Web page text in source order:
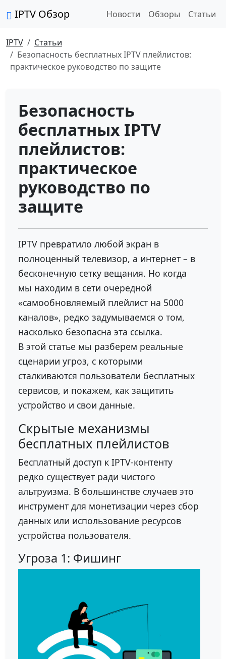
IPTV Обзор Новости Обзоры Статьи
IPTV
Статьи
Безопасность бесплатных IPTV плейлистов:
практическое руководство по защите
Безопасность
бесплатных IPTV
плейлистов:
практическое
руководство по
защите
IPTV превратило любой экран в
полноценный телевизор, а интернет – в
бесконечную сетку вещания. Но когда
мы находим в сети очередной
«самообновляемый плейлист на 5000
каналов», редко задумываемся о том,
насколько безопасна эта ссылка.
В этой статье мы разберем реальные
сценарии угроз, с которыми
сталкиваются пользователи бесплатных
сервисов, и покажем, как защитить
устройство и свои данные.
Скрытые механизмы
бесплатных плейлистов
Бесплатный доступ к IPTV-контенту
редко существует ради чистого
альтруизма. В большинстве случаев это
инструмент для монетизации через сбор
данных или использование ресурсов
устройства пользователя.
Угроза 1: Фишинг